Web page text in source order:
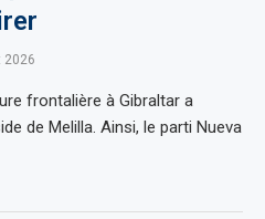
2026
frontalière à Gibraltar a
de Melilla. Ainsi, le parti Nueva